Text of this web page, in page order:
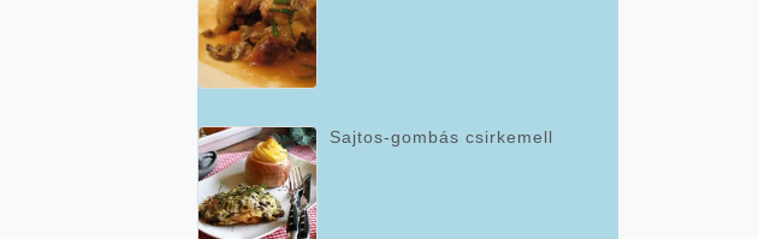
Sajtos-gombás csirkemell